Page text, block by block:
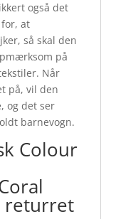
også det
at
så skal den
på
Når
på, vil den
og det ser
barnevogn.
Colour
returret